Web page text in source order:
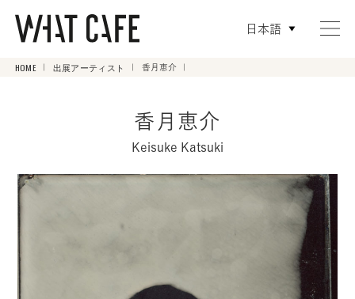
日本語
HOME 出展アーティスト 香月恵介
香月恵介
Keisuke Katsuki